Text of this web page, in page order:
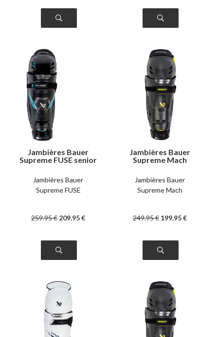
Jambières Bauer
Supreme FUSE senior
Jambières Bauer
Supreme FUSE
259.95€ 209.95€
Jambières Bauer
Supreme Mach
Jambières Bauer
Supreme Mach
249.95€ 199.95€